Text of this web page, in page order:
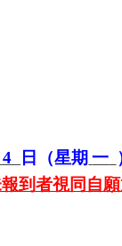
4 日（星期 一
到者視同自